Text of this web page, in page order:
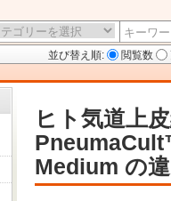
並び替え順: 閲覧数
ヒト気道上
Medium の